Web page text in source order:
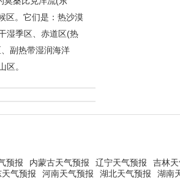
区。它们是：热沙漠
湿季区、赤道区(热
副热带湿润海洋
区。
预报 内蒙古天气预报 辽宁天气预报
吉林
天气预报 河南天气预报 湖北天气预报 湖南